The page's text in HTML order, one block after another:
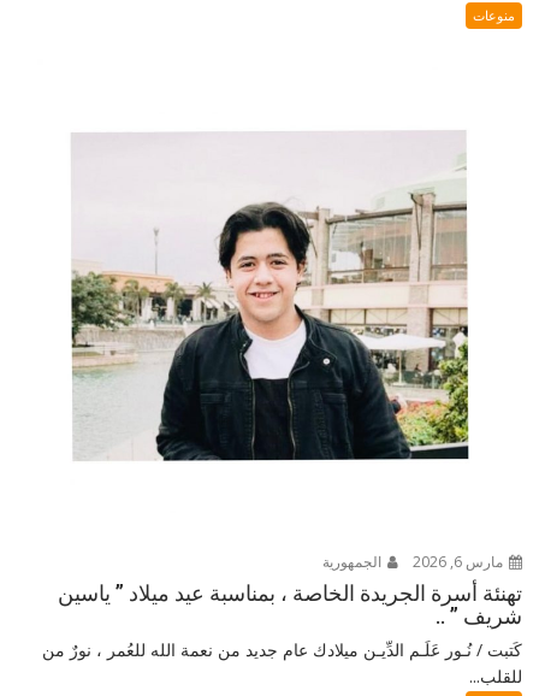
منوعات
مارس 6, 2026 الجمهورية
تهنئة أسرة الجريدة الخاصة ، بمناسبة عيد ميلاد ” ياسين
شريف ” ..
كَتبت / نُـور عَلَـم الدِّيـن ميلادك عام جديد من نعمة الله للعُمر ، نورٌ من
للقلب...